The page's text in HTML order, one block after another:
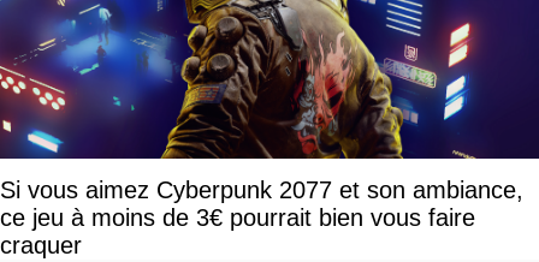
Si vous aimez Cyberpunk 2077 et son ambiance,
ce jeu à moins de 3€ pourrait bien vous faire
craquer